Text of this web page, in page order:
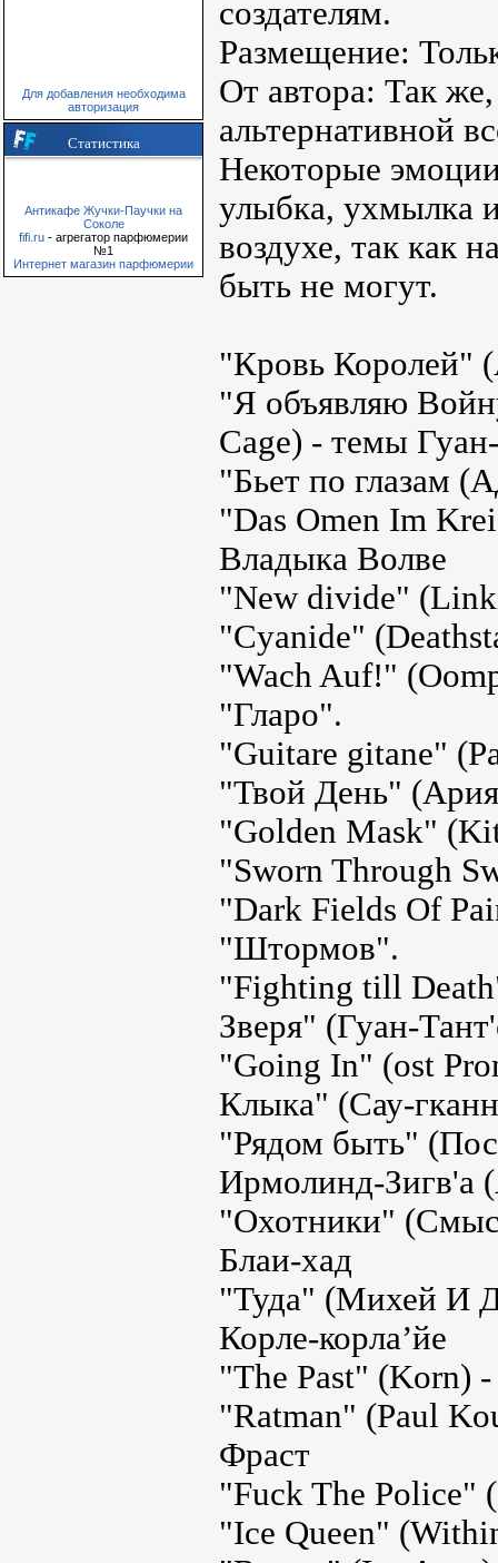
Для добавления необходима
авторизация
Статистика
Антикафе Жучки-Паучки на
Соколе
fifi.ru - агрегатор парфюмерии
№1
Интернет магазин парфюмерии
создателям.
Размещение:
От автора: Так же,
альтернативной
Некоторые
улыбка, ухмылка
воздухе, так как
быть не могут.
"Кровь Королей"
"Я объявляю
Cage) - темы
"Бьет по глазам
"Das Omen Im
Владыка Волве
"New divide"
"Cyanide"
"Wach Auf!"
"Гларо".
"Guitare gitane"
"Твой День"
"Golden Mask"
"Sworn Through
"Dark Fields Of
"Штормов".
"Fighting till
Зверя" (Гуан-
"Going In" (ost
Клыка" (Сау-
"Рядом быть"
Ирмолинд-Зигв'а
"Охотники"
Блаи-хад
"Туда" (Михей И
Корле-корла’йе
"The Past" (Korn)
"Ratman" (Paul
Фраст
"Fuck The Police"
"Ice Queen"